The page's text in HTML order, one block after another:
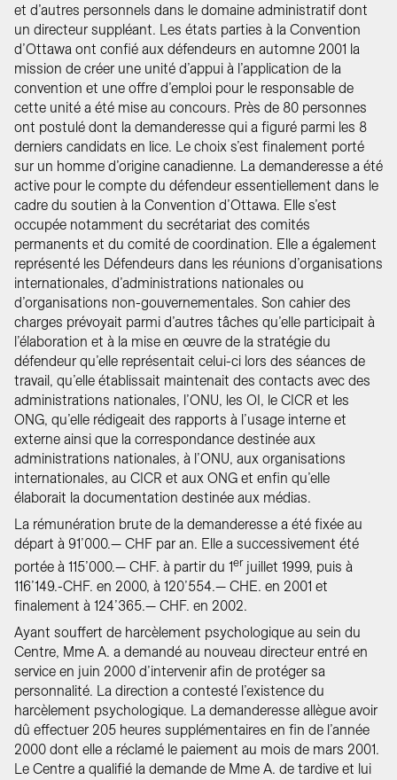
et d’autres personnels dans le domaine administratif dont
un directeur suppléant. Les états parties à la Convention
d’Ottawa ont confié aux défendeurs en automne 2001 la
mission de créer une unité d’appui à l’application de la
convention et une offre d’emploi pour le responsable de
cette unité a été mise au concours. Près de 80 personnes
ont postulé dont la demanderesse qui a figuré parmi les 8
derniers candidats en lice. Le choix s’est finalement porté
sur un homme d’origine canadienne. La demanderesse a été
active pour le compte du défendeur essentiellement dans le
cadre du soutien à la Convention d’Ottawa. Elle s’est
occupée notamment du secrétariat des comités
permanents et du comité de coordination. Elle a également
représenté les Défendeurs dans les réunions d’organisations
internationales, d’administrations nationales ou
d’organisations non-gouvernementales. Son cahier des
charges prévoyait parmi d’autres tâches qu’elle participait à
l’élaboration et à la mise en œuvre de la stratégie du
défendeur qu’elle représentait celui-ci lors des séances de
travail, qu’elle établissait maintenait des contacts avec des
administrations nationales, l’ONU, les OI, le CICR et les
ONG, qu’elle rédigeait des rapports à l’usage interne et
externe ainsi que la correspondance destinée aux
administrations nationales, à l’ONU, aux organisations
internationales, au CICR et aux ONG et enfin qu’elle
élaborait la documentation destinée aux médias.
La rémunération brute de la demanderesse a été fixée au
départ à 91’000.— CHF par an. Elle a successivement été
portée à 115’000.— CHF. à partir du 1er juillet 1999, puis à
116’149.-CHF. en 2000, à 120’554.— CHE. en 2001 et
finalement à 124’365.— CHF. en 2002.
Ayant souffert de harcèlement psychologique au sein du
Centre, Mme A. a demandé au nouveau directeur entré en
service en juin 2000 d’intervenir afin de protéger sa
personnalité. La direction a contesté l’existence du
harcèlement psychologique. La demanderesse allègue avoir
dû effectuer 205 heures supplémentaires en fin de l’année
2000 dont elle a réclamé le paiement au mois de mars 2001.
Le Centre a qualifié la demande de Mme A. de tardive et lui